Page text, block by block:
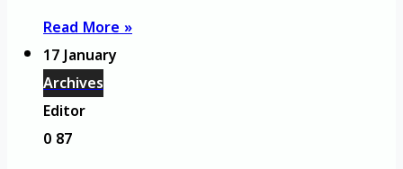
Read More »
17 January
Archives
Editor
087